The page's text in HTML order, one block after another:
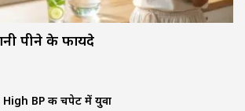
पीने के फायदे
High BP की चपेट में युवा